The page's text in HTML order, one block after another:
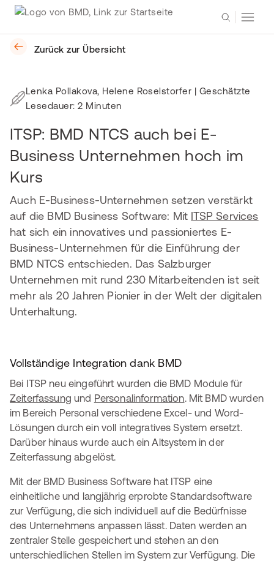
Zurück zur Übersicht
Lenka Pollakova, Helene Roselstorfer | Geschätzte
Lesedauer: 2 Minuten
ITSP: BMD NTCS auch bei E-
Business Unternehmen hoch im
Kurs
Auch E-Business-Unternehmen setzen verstärkt
auf die BMD Business Software: Mit ITSP Services
hat sich ein innovatives und passioniertes E-
Business-Unternehmen für die Einführung der
BMD NTCS entschieden. Das Salzburger
Unternehmen mit rund 230 Mitarbeitenden ist seit
mehr als 20 Jahren Pionier in der Welt der digitalen
Unterhaltung.
Vollständige Integration dank BMD
Bei ITSP neu eingeführt wurden die BMD Module für
Zeiterfassung und Personalinformation. Mit BMD wurden
im Bereich Personal verschiedene Excel- und Word-
Lösungen durch ein voll integratives System ersetzt.
Darüber hinaus wurde auch ein Altsystem in der
Zeiterfassung abgelöst.
Mit der BMD Business Software hat ITSP eine
einheitliche und langjährig erprobte Standardsoftware
zur Verfügung, die sich individuell auf die Bedürfnisse
des Unternehmens anpassen lässt. Daten werden an
zentraler Stelle gespeichert und stehen an den
unterschiedlichen Stellen im System zur Verfügung. Die